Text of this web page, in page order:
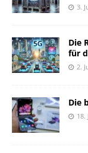
3.
Die
für
2.
Die
18.